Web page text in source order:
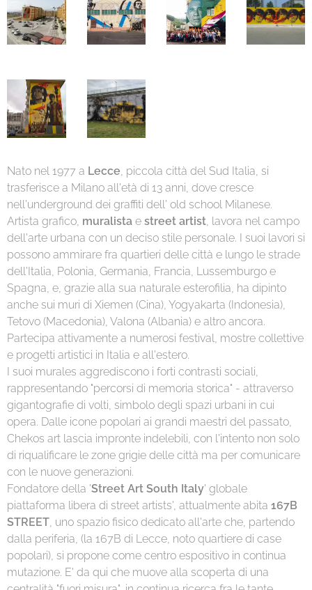
Nato nel 1977 a Lecce, piccola città del Sud Italia, si
trasferisce a Milano all'età di 13 anni, dove cresce
nell'underground dei graffiti dell' old school Milanese.
Artista grafico, muralista e street artist, lavora nel campo
dell'arte urbana con un deciso stile personale. I suoi lavori si
possono ammirare fra quartieri delle città e lungo le strade
dell'Italia, Polonia, Germania, Francia, Lussemburgo e
Spagna, e, grazie alla sua naturale esterofilia, ha dipinto
anche sui muri di Xiemen (Cina), Yogyakarta (Indonesia),
Tetovo (Macedonia), Valona (Albania) e altro ancora.
Partecipa attivamente a numerosi festival, mostre collettive
e progetti artistici in Italia e all'estero.
I suoi murales aggrediscono i forti contrasti sociali,
rappresentando "percorsi di memoria storica" - attraverso
gigantografie di volti, simbolo degli spazi urbani in cui
opera. Dalle icone popolari ai grandi maestri del passato,
Chekos art lascia impronte indelebili, con l'intento non solo
di riqualificare le zone grigie delle città ma per comunicare
con le nuove generazioni.
Fondatore della 'Street Art South Italy' globale
piattaforma libera di street artists', attualmente abita 167B
STREET, uno spazio fisico dedicato all'arte che, partendo
dalla periferia, (la 167B di Lecce, noto quartiere di case
popolari), si propone come centro espositivo in continua
mutazione. E' da qui che muove alla scoperta di una